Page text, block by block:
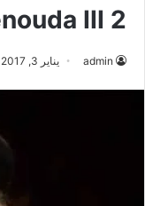
III 2
admin يناير 3, 2017